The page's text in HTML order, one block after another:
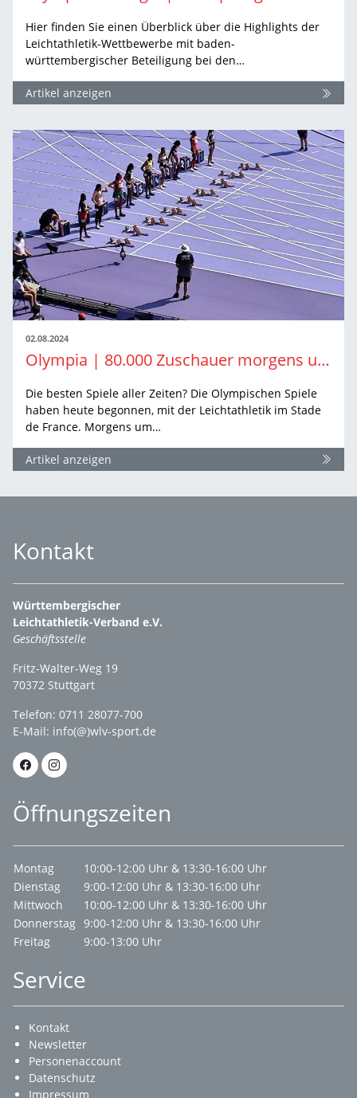
Hier finden Sie einen Überblick über die Highlights der
Leichtathletik-Wettbewerbe mit baden-
württembergischer Beteiligung bei den…
Artikel anzeigen
02.08.2024
Olympia | 80.000 Zuschauer morgens um zehn – wo gibts denn sowas?
Die besten Spiele aller Zeiten? Die Olympischen Spiele
haben heute begonnen, mit der Leichtathletik im Stade
de France. Morgens um…
Artikel anzeigen
Kontakt
Württembergischer
Leichtathletik-Verband e.V.
Geschäftsstelle
Fritz-Walter-Weg 19
70372 Stuttgart
Telefon: 0711 28077-700
E-Mail: info(@)wlv-sport.de
Öffnungszeiten
Montag
10:00-12:00 Uhr & 13:30-16:00 Uhr
Dienstag
9:00-12:00 Uhr & 13:30-16:00 Uhr
Mittwoch
10:00-12:00 Uhr & 13:30-16:00 Uhr
Donnerstag 9:00-12:00 Uhr & 13:30-16:00 Uhr
Freitag
9:00-13:00 Uhr
Service
Kontakt
Newsletter
Personenaccount
Datenschutz
Impressum